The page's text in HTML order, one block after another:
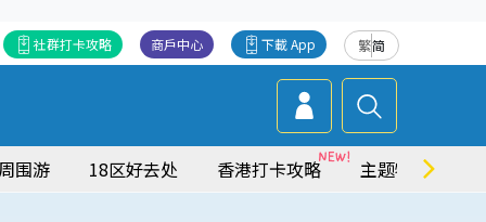
繁简
下載 App
商戶中心
社群打卡攻略
周围游 18区好去处 香港打卡攻略 主题特集